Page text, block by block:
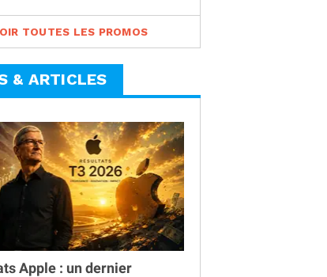
TOUTES LES PROMOS
& ARTICLES
Apple : un dernier